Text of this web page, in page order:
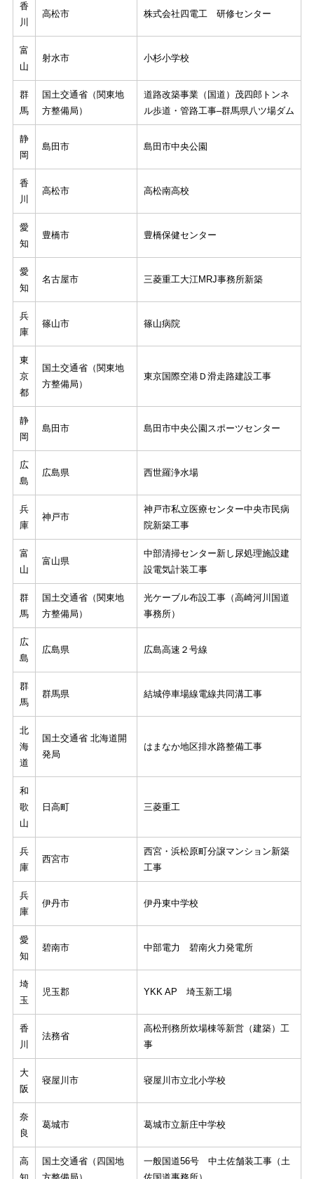
香
川
高松市 株式会社四電工 研修センター
富
山
射水市 小杉小学校
群
馬
国土交通省（関東地
方整備局）
道路改築事業（国道）茂四郎トンネ
ル歩道・管路工事–群馬県八ツ場ダム
静
岡
島田市 島田市中央公園
香
川
高松市 高松南高校
愛
知
豊橋市 豊橋保健センター
愛
知
名古屋市 三菱重工大江MRJ事務所新築
兵
庫
篠山市 篠山病院
東
京
都
国土交通省（関東地
方整備局）
東京国際空港Ｄ滑走路建設工事
静
岡
島田市 島田市中央公園スポーツセンター
広
島
広島県 西世羅浄水場
兵
庫
神戸市
神戸市私立医療センター中央市民病
院新築工事
富
山
富山県
中部清掃センター新し尿処理施設建
設電気計装工事
群
馬
国土交通省（関東地
方整備局）
光ケーブル布設工事（高崎河川国道
事務所）
広
島
広島県 広島高速２号線
群
馬
群馬県 結城停車場線電線共同溝工事
北
海
道
国土交通省 北海道開
発局
はまなか地区排水路整備工事
和
歌
山
日高町 三菱重工
兵
庫
西宮市
西宮・浜松原町分譲マンション新築
工事
兵
庫
伊丹市 伊丹東中学校
愛
知
碧南市 中部電力 碧南火力発電所
埼
玉
児玉郡 YKK AP 埼玉新工場
香
川
法務省
高松刑務所炊場棟等新営（建築）工
事
大
阪
寝屋川市 寝屋川市立北小学校
奈
良
葛城市 葛城市立新庄中学校
高
国土交通省（四国地
一般国道56号 中土佐舗装工事（土